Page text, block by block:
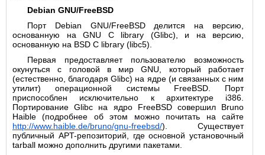
Debian GNU/FreeBSD
Порт Debian GNU/FreeBSD делится на версию,
основанную на GNU C library (Glibc), и на версию,
основанную на BSD C library (libc5).
Первая предоставляет пользователю возможность
окунуться с головой в мир GNU, который работает
(естественно, благодаря Glibc) на ядре (и связанных с ним
утилит) операционной системы FreeBSD. Порт
приспособлен исключительно к архитектуре i386.
Портирование Glibc на ядро FreeBSD совершил Bruno
Haible (подробнее об этом можно почитать на сайте
http://www.haible.de/bruno/gnu-freebsd/). Существует
публичный APT-репозиторий, где основной установочный
tarball можно дополнить другими пакетами.